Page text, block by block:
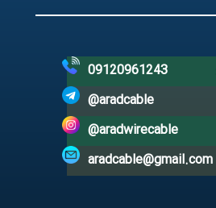
09120961243
@aradcable
@aradwirecable
aradcable@gmail.com